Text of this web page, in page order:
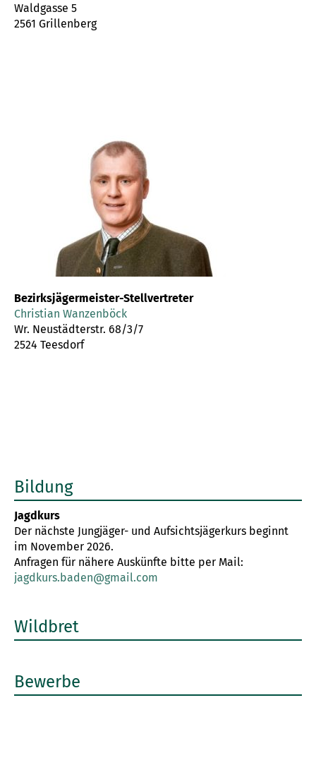
Waldgasse 5
2561 Grillenberg
Bezirksjägermeister-Stellvertreter
Christian Wanzenböck
Wr. Neustädterstr. 68/3/7
2524 Teesdorf
Bildung
Jagdkurs
Der nächste Jungjäger- und Aufsichtsjägerkurs beginnt
im November 2026.
Anfragen für nähere Auskünfte bitte per Mail:
jagdkurs.baden@gmail.com
Wildbret
Bewerbe